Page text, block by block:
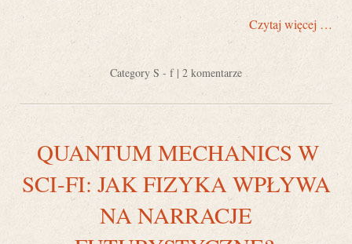
Czytaj więcej …
Category S - f| 2 komentarze
QUANTUM MECHANICS W
SCI-FI: JAK FIZYKA WPŁYWA
NA NARRACJE